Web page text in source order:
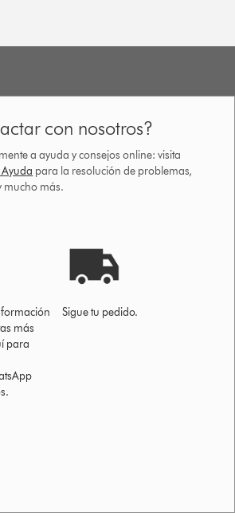
con nosotros?
a ayuda y consejos online: visita
para la resolución de problemas,
mucho más.
más
para
Sigue tu pedido.